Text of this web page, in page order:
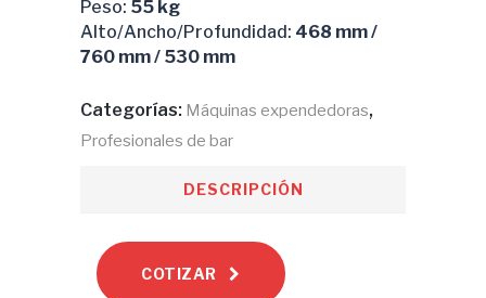
Peso: 55 kg
Alto/Ancho/Profundidad: 468 mm /
760 mm / 530 mm
Categorías: Máquinas expendedoras,
Profesionales de bar
DESCRIPCIÓN
COTIZAR